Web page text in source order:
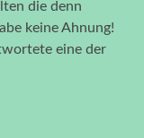
die denn
keine Ahnung!
eine der